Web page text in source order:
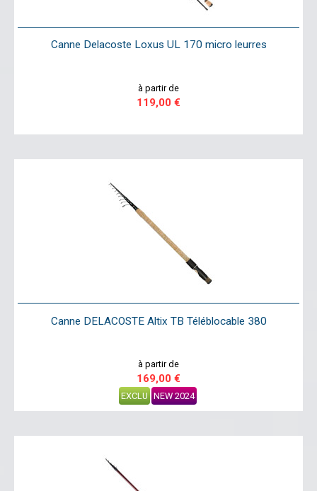
Canne Delacoste Loxus UL 170 micro leurres
à partir de
119,00 €
Canne DELACOSTE Altix TB Téléblocable 380
à partir de
169,00 €
EXCLU NEW 2024